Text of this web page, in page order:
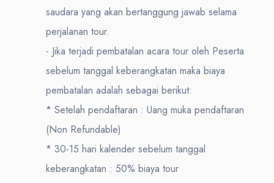
saudara yang akan bertanggung jawab selama
perjalanan tour.
- Jika terjadi pembatalan acara tour oleh Peserta
sebelum tanggal keberangkatan maka biaya
pembatalan adalah sebagai berikut:
* Setelah pendaftaran : Uang muka pendaftaran
(Non Refundable)
* 30-15 hari kalender sebelum tanggal
keberangkatan : 50% biaya tour